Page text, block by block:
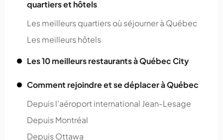
quartiers et hôtels
Les meilleurs quartiers où séjourner à Québec
Les meilleurs hôtels
Les 10 meilleurs restaurants à Québec City
Comment rejoindre et se déplacer à Québec
Depuis l’aéroport international Jean-Lesage
Depuis Montréal
Depuis Ottawa